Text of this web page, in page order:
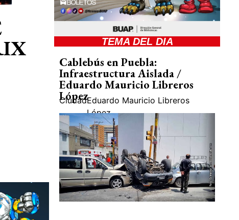
TEMA DEL DIA
Cablebús en Puebla:
Infraestructura Aislada /
Eduardo Mauricio Libreros
López
CiudadEduardo Mauricio Libreros
López